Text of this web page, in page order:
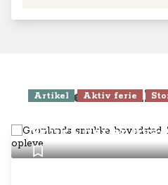
Seneste
Artikel Aktiv ferie
Nuuk - her er